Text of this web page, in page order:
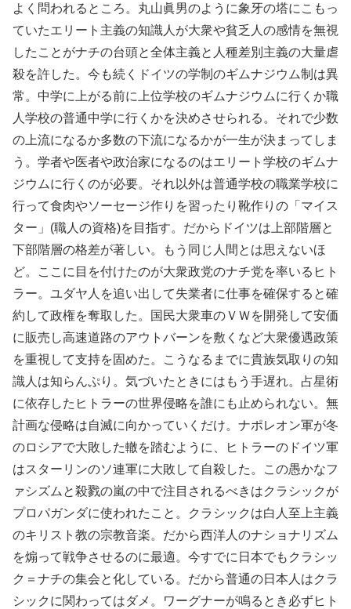
よく問われるところ。丸山眞男のように象牙の塔にこもっ
ていたエリート主義の知識人が大衆や貧乏人の感情を無視
したことがナチの台頭と全体主義と人種差別主義の大量虐
殺を許した。今も続くドイツの学制のギムナジウム制は異
常。中学に上がる前に上位学校のギムナジウムに行くか職
人学校の普通中学に行くかを決めさせられる。それで少数
の上流になるか多数の下流になるかが一生が決まってしま
う。学者や医者や政治家になるのはエリート学校のギムナ
ジウムに行くのが必要。それ以外は普通学校の職業学校に
行って食肉やソーセージ作りを習ったり靴作りの「マイス
ター」(職人の資格)を目指す。だからドイツは上部階層と
下部階層の格差が著しい。もう同じ人間とは思えないほ
ど。ここに目を付けたのが大衆政党のナチ党を率いるヒト
ラー。ユダヤ人を追い出して失業者に仕事を確保すると確
約して政権を奪取した。国民大衆車のＶＷを開発して安価
に販売し高速道路のアウトバーンを敷くなど大衆優遇政策
を重視して支持を固めた。こうなるまでに貴族気取りの知
識人は知らんぷり。気づいたときにはもう手遅れ。占星術
に依存したヒトラーの世界侵略を誰にも止められない。無
計画な侵略は自滅に向かっていくだけ。ナポレオン軍が冬
のロシアで大敗した轍を踏むように、ヒトラーのドイツ軍
はスターリンのソ連軍に大敗して自殺した。この愚かなフ
ァシズムと殺戮の嵐の中で注目されるべきはクラシックが
プロパガンダに使われたこと。クラシックは白人至上主義
のキリスト教の宗教音楽。だから西洋人のナショナリズム
を煽って戦争させるのに最適。今すでに日本でもクラシッ
ク＝ナチの集会と化している。だから普通の日本人はクラ
シックに関わってはダメ。ワーグナーが鳴るとき必ずヒト